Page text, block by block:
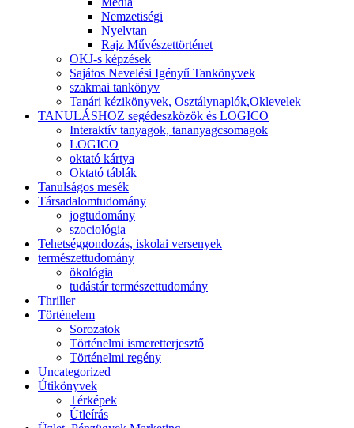
Nemzetiségi
Nyelvtan
Rajz Művészettörténet
OKJ-s képzések
Sajátos Nevelési Igényű Tankönyvek
szakmai tankönyv
Tanári kézikönyvek, Osztálynaplók,Oklevelek
TANULÁSHOZ segédeszközök és LOGICO
Interaktív tanyagok, tananyagcsomagok
LOGICO
oktató kártya
Oktató táblák
Tanulságos mesék
Társadalomtudomány
jogtudomány
szociológia
Tehetséggondozás, iskolai versenyek
természettudomány
ökológia
tudástár természettudomány
Thriller
Történelem
Sorozatok
Történelmi ismeretterjesztő
Történelmi regény
Uncategorized
Útikönyvek
Térképek
Útleírás